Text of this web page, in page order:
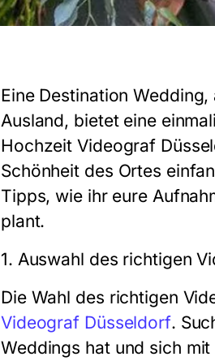
Eine Destination
Ausland, bietet eine
Hochzeit Videograf
Schönheit des Ortes
Tipps, wie ihr eure
plant.
1. Auswahl des richtigen
Die Wahl des richtigen
Videograf Düsseldorf.
Weddings hat und sich